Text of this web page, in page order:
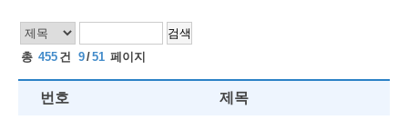
검색
총 455 건 9/51 페이지
제목
번호